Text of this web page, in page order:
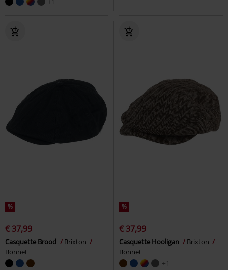
%
€ 37,99
Casquette Brood
Brixton
Bonnet
%
€ 37,99
Casquette Hooligan
Brixton
Bonnet
+1